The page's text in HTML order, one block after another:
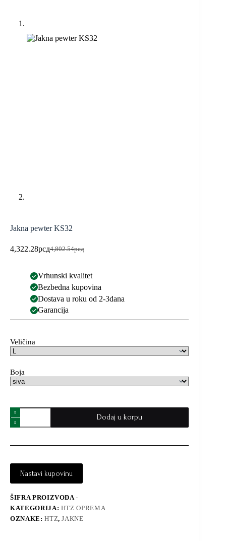
Jakna pewter KS32
4,802.54рсд
4,322.28рсд
Vrhunski kvalitet
Bezbedna kupovina
Dostava u roku od 2-3dana
Garancija
Veličina
Boja
Dodaj u korpu
Nastavi kupovinu
ŠIFRA PROIZVODA-
KATEGORIJA: HTZ OPREMA
OZNAKE:HTZ,JAKNE